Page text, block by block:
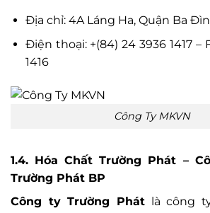
Địa chỉ: 4A Láng Ha, Quận Ba
Điện thoại: +(84) 24 3936 1417 –
1416
Công Ty MKVN
1.4. Hóa Chất Trường Phát –
Trường Phát BP
Công ty Trường Phát là công